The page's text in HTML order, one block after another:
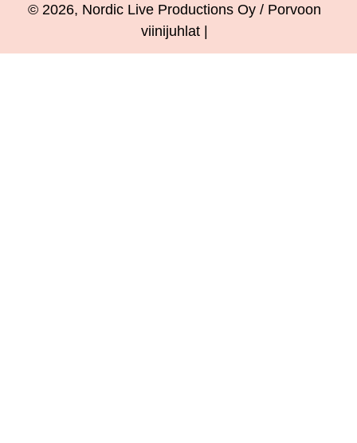
© 2026, Nordic Live Productions Oy / Porvoon
viinijuhlat |